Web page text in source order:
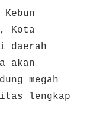
Kota
daerah
akan
megah
lengkap